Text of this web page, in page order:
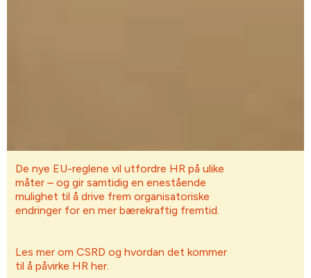
De nye EU-reglene vil utfordre HR på ulike
måter – og gir samtidig en enestående
mulighet til å drive frem organisatoriske
endringer for en mer bærekraftig fremtid.
Les mer om CSRD og hvordan det kommer
til å påvirke HR her.